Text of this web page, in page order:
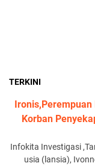
TERKINI
Korban
Infokita Investigasi
usia (lansia),